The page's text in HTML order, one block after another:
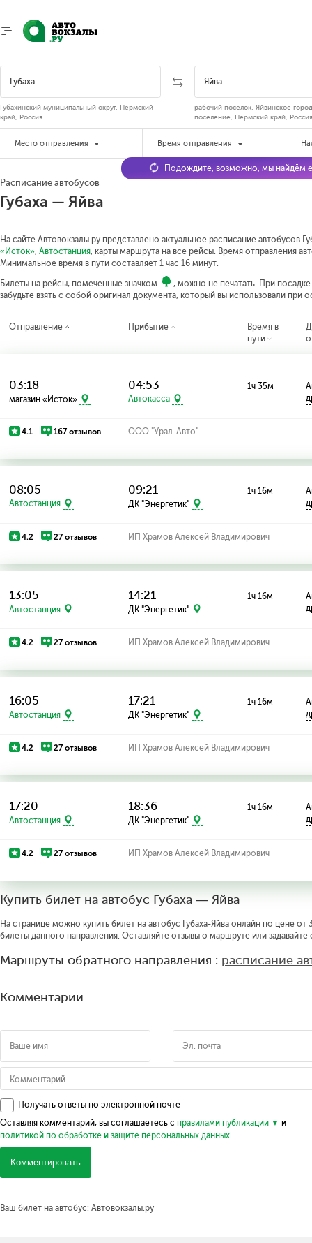
Губахинский муниципальный округ, Пермский
край, Россия
рабочий поселок, Яйвинское
поселение, Пермский край,
Место отправления Время отправления
Расписание автобусов
Губаха — Яйва
На сайте Автовокзалы.ру представлено актуальное расписание автобусов
«Исток», Автостанция, карты маршрута на все рейсы. Время отправления
Минимальное время в пути составляет 1 час 16 минут.
Билеты на рейсы, помеченные значком
, можно не печатать. При
забудьте взять с собой оригинал документа, который вы использовали при
Подождите, возможно, мы найдём
Отправление Прибытие
Время в
пути
03:18
магазин «Исток»
04:53
Автокасса
1ч 35м
4.1 167 отзывов ООО "Урал-Авто"
08:05
Автостанция
09:21
ДК "Энергетик"
1ч 16м
4.2 27 отзывов ИП Храмов Алексей Владимирович
13:05
Автостанция
14:21
ДК "Энергетик"
1ч 16м
4.2 27 отзывов ИП Храмов Алексей Владимирович
16:05
Автостанция
17:21
ДК "Энергетик"
1ч 16м
4.2 27 отзывов ИП Храмов Алексей Владимирович
17:20
Автостанция
18:36
ДК "Энергетик"
1ч 16м
4.2 27 отзывов ИП Храмов Алексей Владимирович
Купить билет на автобус Губаха — Яйва
На странице можно купить билет на автобус Губаха-Яйва онлайн по цене
билеты данного направления. Оставляйте отзывы о маршруте или
Маршруты обратного направления : расписание
Комментарии
Получать ответы по электронной почте
Оставляя комментарий, вы соглашаетесь с правилами публикации
и
политикой по обработке и защите персональных данных
Комментировать
Ваш билет на автобус: Автовокзалы.ру